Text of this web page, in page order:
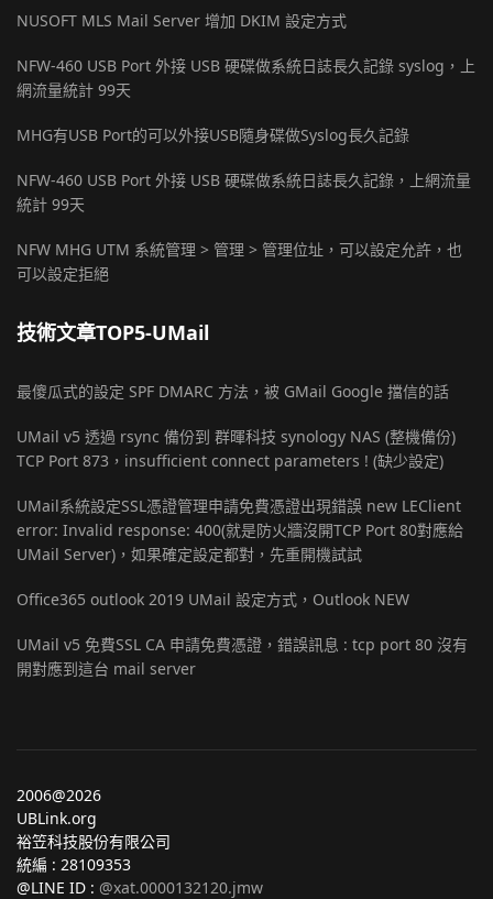
NUSOFT MLS Mail Server 增加 DKIM 設定方式
NFW-460 USB Port 外接 USB 硬碟做系統日誌長久記錄 syslog，上
網流量統計 99天
MHG有USB Port的可以外接USB隨身碟做Syslog長久記錄
NFW-460 USB Port 外接 USB 硬碟做系統日誌長久記錄，上網流量
統計 99天
NFW MHG UTM 系統管理 > 管理 > 管理位址，可以設定允許，也
可以設定拒絕
技術文章TOP5-UMail
最傻瓜式的設定 SPF DMARC 方法，被 GMail Google 擋信的話
UMail v5 透過 rsync 備份到 群暉科技 synology NAS (整機備份)
TCP Port 873，insufficient connect parameters ! (缺少設定)
UMail系統設定SSL憑證管理申請免費憑證出現錯誤 new LEClient
error: Invalid response: 400(就是防火牆沒開TCP Port 80對應給
UMail Server)，如果確定設定都對，先重開機試試
Office365 outlook 2019 UMail 設定方式，Outlook NEW
UMail v5 免費SSL CA 申請免費憑證，錯誤訊息 : tcp port 80 沒有
開對應到這台 mail server
2006@2026
UBLink.org
裕笠科技股份有限公司
統編 : 28109353
@LINE ID : @xat.0000132120.jmw